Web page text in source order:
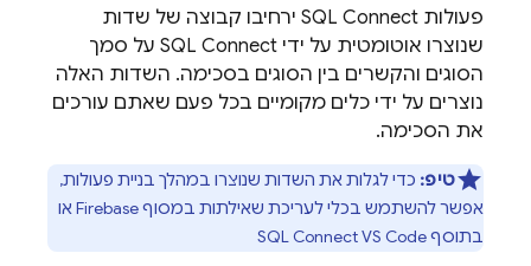
פעולות SQL Connect ירחיבו קבוצה של שדות
שנוצרו אוטומטית על ידי SQL Connect על סמך
הסוגים והקשרים בין הסוגים בסכימה. השדות האלה
נוצרים על ידי כלים מקומיים בכל פעם שאתם עורכים
את הסכימה.
טיפ: כדי לגלות את השדות שנוצרו במהלך בניית פעולות,
אפשר להשתמש בכלי לעריכת שאילתות במסוףFirebaseאו
בתוסף SQL Connect VS Code